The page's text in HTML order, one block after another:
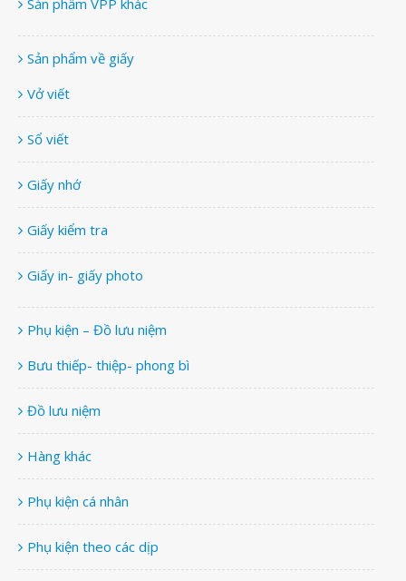
Sản phẩm về giấy
Vở viết
Sổ viết
Giấy nhớ
Giấy kiểm tra
Giấy in- giấy photo
Phụ kiện – Đồ lưu niệm
Bưu thiếp- thiệp- phong bì
Đồ lưu niệm
Hàng khác
Phụ kiện cá nhân
Phụ kiện theo các dịp